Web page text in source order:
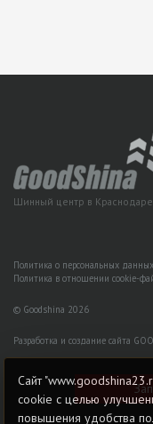
Шинный центр в Краснодаре
Политика о персональных данных
Политика в отношении cookie-
© Goodshina 2026
Разработка и создание сайта
Сайт
cookie с целью
повышения удобства